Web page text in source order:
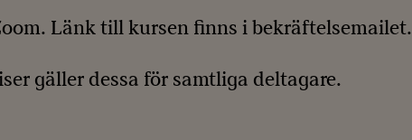
Länk till kursen finns i bekräftelsemailet.
gäller dessa för samtliga deltagare.